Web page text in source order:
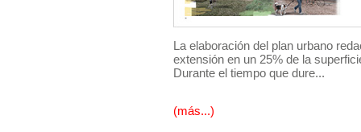
La elaboración del plan urbano
extensión en un 25% de la
Durante el tiempo que dure...
(más...)